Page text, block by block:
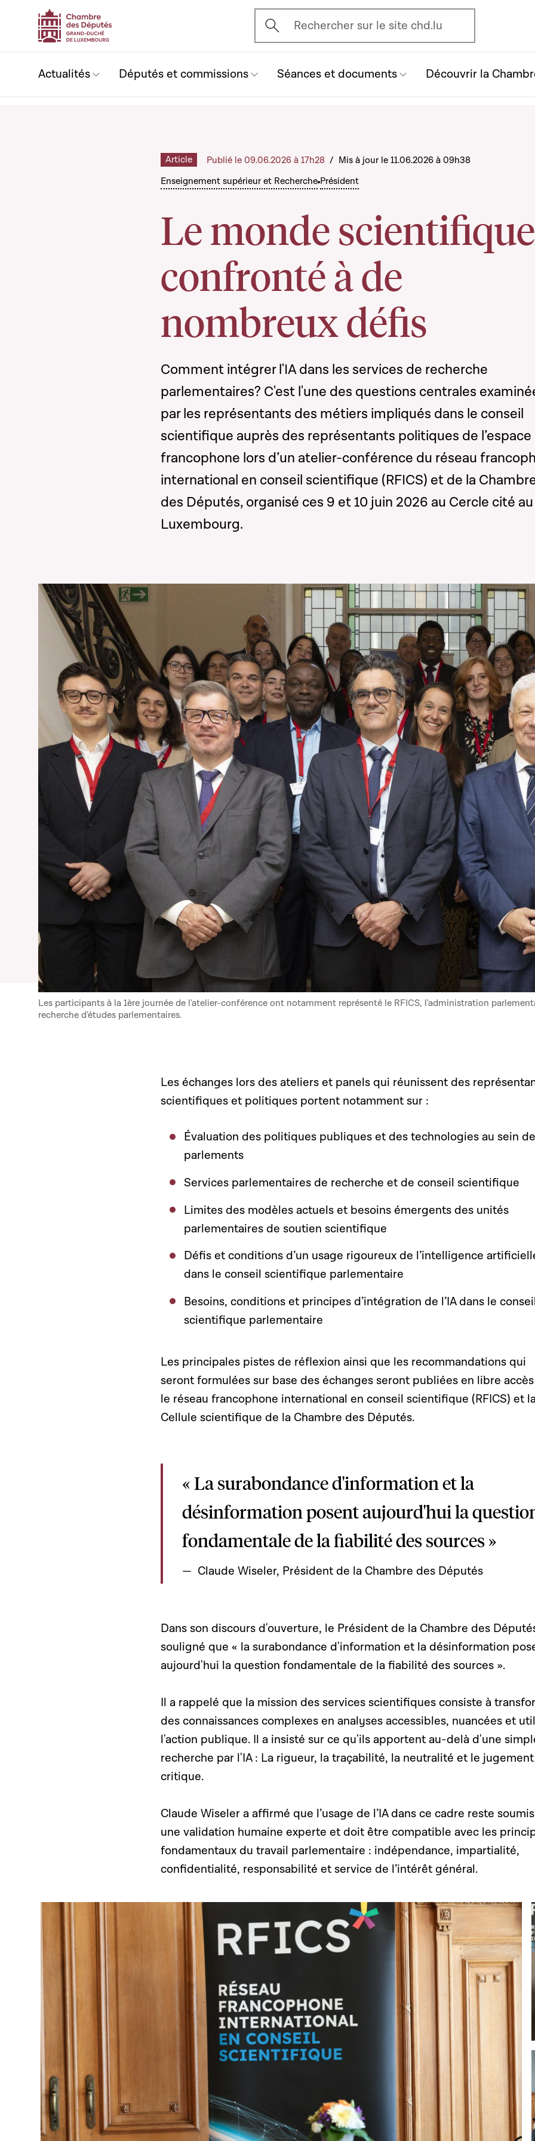
Ouvrir l'écran de recherche
Rechercher sur le site chd.lu
Actualités Députés et commissions Séances et documents Découvrir la
Enseignement supérieur et Recherche Président
Le monde scientifique
confronté à de
nombreux défis
Article Publié le 09.06.2026 à 17h28 / Mis à jour le 11.06.2026 à 09h38
Comment intégrer l'IA dans les services de recherche
parlementaires? C'est l'une des questions centrales
par les représentants des métiers impliqués dans le conseil
scientifique auprès des représentants politiques de l’espace
francophone lors d’un atelier-conférence du réseau
international en conseil scientifique (RFICS) et de la
des Députés, organisé ces 9 et 10 juin 2026 au Cercle cité au
Luxembourg.
Les participants à la 1ère journée de l'atelier-conférence ont notamment représenté le RFICS, l'administration
recherche d'études parlementaires.
Les échanges lors des ateliers et panels qui réunissent des
scientifiques et politiques portent notamment sur :
Évaluation des politiques publiques et des technologiesau sein
parlements
Services parlementaires de recherche et de conseil scientifique
Limites des modèles actuels et besoinsémergents des unités
parlementaires de soutien scientifique
Défis et conditions d’un usage rigoureux de l’intelligence
dans le conseil scientifique parlementaire
Besoins, conditions et principesd’intégration de l’IA dans le
scientifique parlementaire
Les principales pistes de réflexion ainsi que les recommandations qui
seront formulées sur base des échanges seront publiées en libre
le réseau francophone international en conseil scientifique (RFICS) et
Cellule scientifique de la Chambre des Députés.
« La surabondance d'information et la
désinformation posent aujourd'hui la
fondamentale de la fiabilité des sources »
Claude Wiseler, Président de la Chambre des Députés
Dans son discours d'ouverture, le Président de la Chambre des
souligné que « la surabondance d'information et la désinformation
aujourd'hui la question fondamentale de la fiabilité des sources ».
Il a rappelé que la mission des services scientifiques consiste à
des connaissances complexes en analyses accessibles, nuancées et
l'action publique. Il a insisté sur ce qu'ils apportent au-delà d'une
recherche par l'IA : La rigueur, la traçabilité, la neutralité et le jugement
critique.
Claude Wiseler a affirmé que l’usage de l’IA dans ce cadre reste
une validation humaine experte et doit être compatible avec les
fondamentaux du travail parlementaire : indépendance, impartialité,
confidentialité, responsabilité et service de l’intérêt général.​​​​​​​​​​​​​​​​